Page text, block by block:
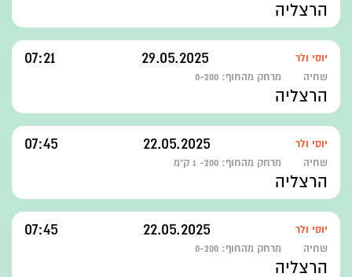
הרצליה
יוסי ולר 29.05.2025
07:21
שחיה מרחק מהחוף: 0-200
הרצליה
יוסי ולר 22.05.2025
07:45
שחיה מרחק מהחוף: 200- 1 ק"מ
הרצליה
יוסי ולר 22.05.2025
07:45
שחיה מרחק מהחוף: 0-200
הרצליה